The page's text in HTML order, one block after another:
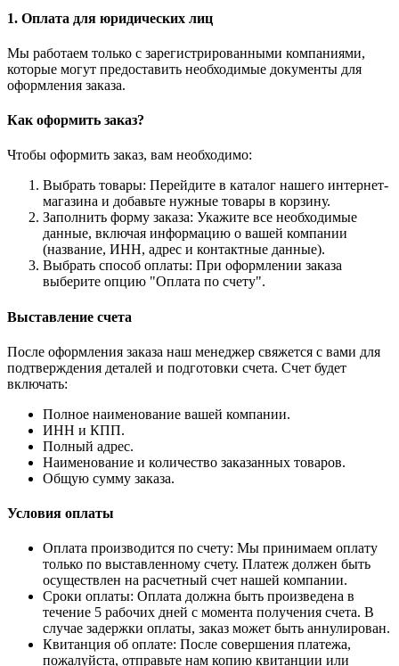
1. Оплата для юридических лиц
Мы работаем только с зарегистрированными компаниями,
которые могут предоставить необходимые документы для
оформления заказа.
Как оформить заказ?
Чтобы оформить заказ, вам необходимо:
Выбрать товары: Перейдите в каталог нашего интернет-
магазина и добавьте нужные товары в корзину.
Заполнить форму заказа: Укажите все необходимые
данные, включая информацию о вашей компании
(название, ИНН, адрес и контактные данные).
Выбрать способ оплаты: При оформлении заказа
выберите опцию "Оплата по счету".
Выставление счета
После оформления заказа наш менеджер свяжется с вами для
подтверждения деталей и подготовки счета. Счет будет
включать:
Полное наименование вашей компании.
ИНН и КПП.
Полный адрес.
Наименование и количество заказанных товаров.
Общую сумму заказа.
Условия оплаты
Оплата производится по счету: Мы принимаем оплату
только по выставленному счету. Платеж должен быть
осуществлен на расчетный счет нашей компании.
Сроки оплаты: Оплата должна быть произведена в
течение 5 рабочих дней с момента получения счета. В
случае задержки оплаты, заказ может быть аннулирован.
Квитанция об оплате: После совершения платежа,
пожалуйста, отправьте нам копию квитанции или